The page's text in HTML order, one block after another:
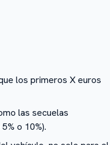
los primeros X euros
las secuelas
o 10%).